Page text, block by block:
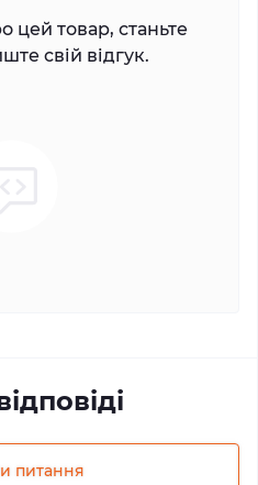
цей товар, станьте
свій відгук.
питання